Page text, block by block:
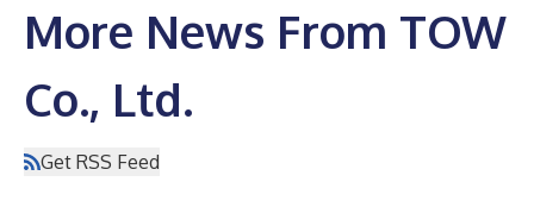
More News From TOW
Co., Ltd.
Get RSS Feed